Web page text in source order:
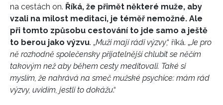
na cestách on. Říká, že přimět některé muže, aby
vzali na milost meditaci, je téměř nemožné. Ale
při tomto způsobu cestování to jde samo a ještě
to berou jako výzvu. „Muži mají rádi výzvy,“ říká. „Je pro
ně rozhodně společensky přijatelnější chlubit se něčím
takovým než aby během cesty meditovali. Také si
myslím, že nahrává na smeč mužské psychice: mám rád
výzvy, uvidím, jestli to dokážu.“